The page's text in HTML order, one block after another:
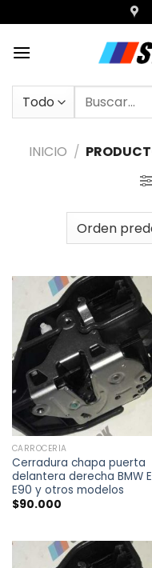
al
contenido
Buscar
INICIO /
CARROCERÍA
Cerradura chapa puerta
delantera derecha BMW
E90 y otros modelos
$90.000